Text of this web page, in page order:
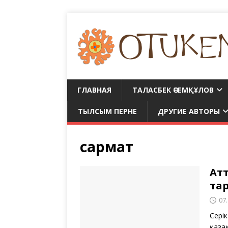
ГЛАВНАЯ ТАЛАСБЕК ӘСЕМҚҰЛОВ
ТЫЛСЫМ ПЕРНЕ ДРУГИЕ АВТОРЫ
сармат